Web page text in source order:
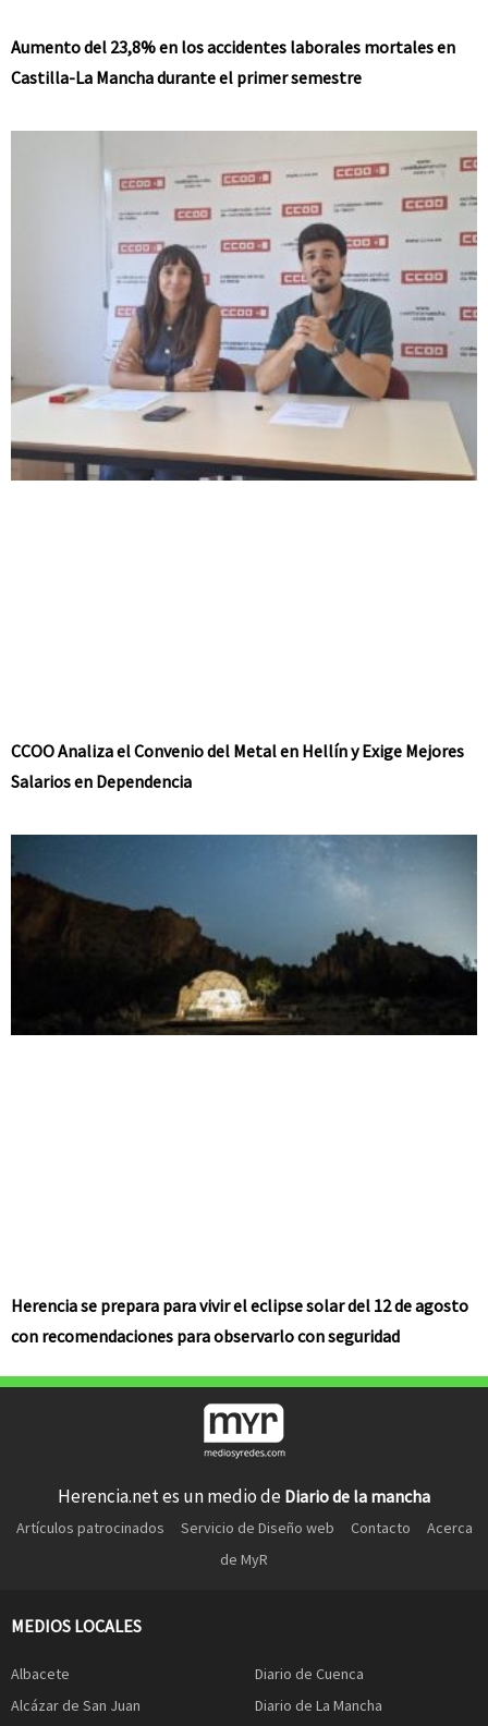
Aumento del 23,8% en los accidentes laborales mortales en
Castilla-La Mancha durante el primer semestre
CCOO Analiza el Convenio del Metal en Hellín y Exige Mejores
Salarios en Dependencia
Herencia se prepara para vivir el eclipse solar del 12 de agosto
con recomendaciones para observarlo con seguridad
Herencia.net es un medio de Diario de la mancha
Artículos patrocinados Servicio de Diseño web Contacto
Acerca
de MyR
MEDIOS LOCALES
Albacete
Alcázar de San Juan
Diario de Cuenca
Diario de La Mancha